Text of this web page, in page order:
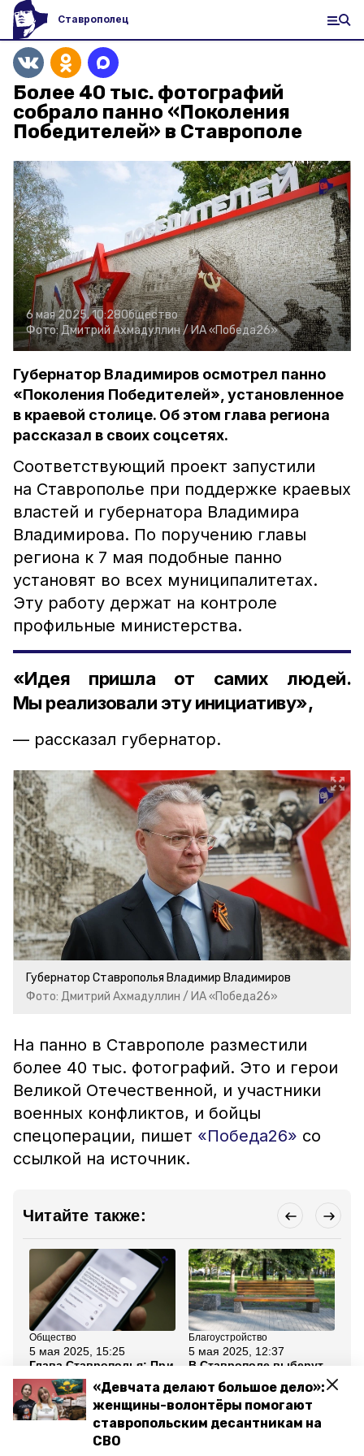
«Девчата делают большое дело»:
женщины-волонтёры помогают
ставропольским десантникам на
СВО
Ставрополец
Более 40 тыс. фотографий
собрало панно «Поколения
Победителей» в Ставрополе
6 мая 2025, 10:28Общество
Фото:Дмитрий Ахмадуллин /ИА «Победа26»
Губернатор Владимиров осмотрел панно
«Поколения Победителей», установленное
в краевой столице. Об этом глава региона
рассказал в своих соцсетях.
Соответствующий проект запустили
на Ставрополье при поддержке краевых
властей и губернатора Владимира
Владимирова. По поручению главы
региона к 7 мая подобные панно
установят во всех муниципалитетах.
Эту работу держат на контроле
профильные министерства.
«Идея пришла от самих людей.
Мы реализовали эту инициативу»,
— рассказал губернатор.
Губернатор Ставрополья Владимир Владимиров
Фото: Дмитрий Ахмадуллин / ИА «Победа26»
На панно в Ставрополе разместили
более 40 тыс. фотографий. Это и герои
Великой Отечественной, и участники
военных конфликтов, и бойцы
спецоперации, пишет «Победа26» со
ссылкой на источник.
Читайте также:
Общество
5 мая 2025, 15:25
Глава Ставрополья: При
беспилотной опасности
будем сокращать
мероприятия
Благоустройство
5 мая 2025, 12:37
В Ставрополе выберут
территорию для
благоустройства
Все новости